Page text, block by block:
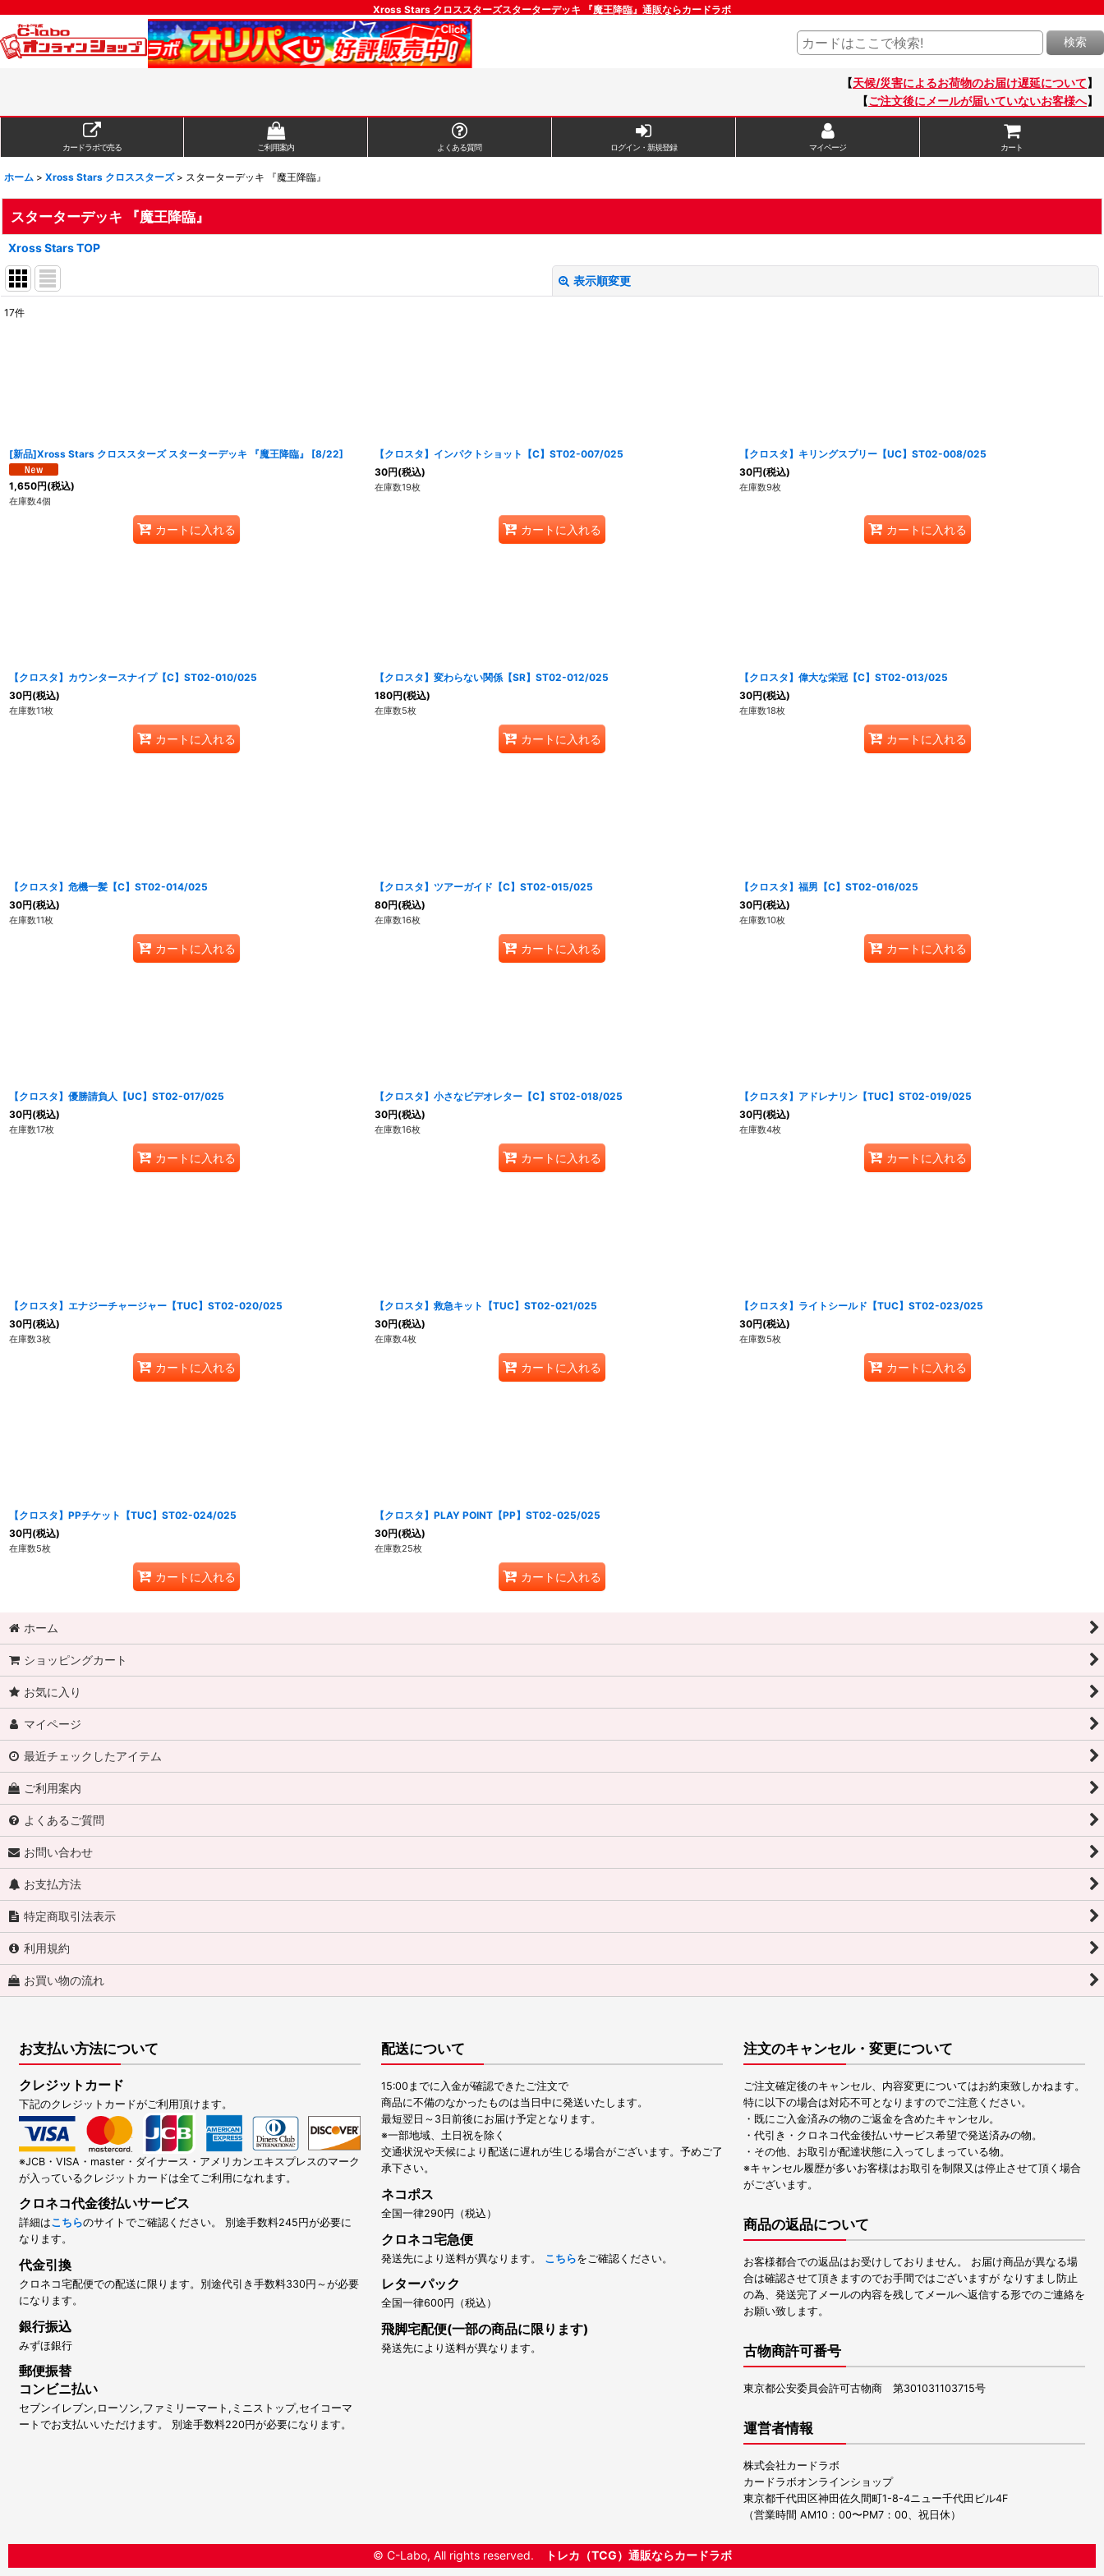
Xross Stars クロススターズスターターデッキ 『魔王降臨』通販ならカードラボ
検索
【天候/災害によるお荷物のお届け遅延について】
【ご注文後にメールが届いていないお客様へ】
カードラボで売る ご利用案内 よくある質問 ログイン・新規登録 マイページ カート
ホーム > Xross Stars クロススターズ > スターターデッキ 『魔王降臨』
スターターデッキ 『魔王降臨』
Xross Stars TOP
表示順変更
絞り込む
17件
[新品]Xross Stars クロススターズ スターターデッキ 『魔王降臨』 [8/22]
1,650円(税込)
在庫数4個
カートに入れる
【クロスタ】インパクトショット【C】ST02-007/025
30円(税込)
在庫数19枚
カートに入れる
【クロスタ】キリングスプリー【UC】ST02-008/025
30円(税込)
在庫数9枚
カートに入れる
【クロスタ】カウンタースナイプ【C】ST02-010/025
30円(税込)
在庫数11枚
カートに入れる
【クロスタ】変わらない関係【SR】ST02-012/025
180円(税込)
在庫数5枚
カートに入れる
【クロスタ】偉大な栄冠【C】ST02-013/025
30円(税込)
在庫数18枚
カートに入れる
【クロスタ】危機一髪【C】ST02-014/025
30円(税込)
在庫数11枚
カートに入れる
【クロスタ】ツアーガイド【C】ST02-015/025
80円(税込)
在庫数16枚
カートに入れる
【クロスタ】福男【C】ST02-016/025
30円(税込)
在庫数10枚
カートに入れる
【クロスタ】優勝請負人【UC】ST02-017/025
30円(税込)
在庫数17枚
カートに入れる
【クロスタ】小さなビデオレター【C】ST02-018/025
30円(税込)
在庫数16枚
カートに入れる
【クロスタ】アドレナリン【TUC】ST02-019/025
30円(税込)
在庫数4枚
カートに入れる
【クロスタ】エナジーチャージャー【TUC】ST02-020/025
30円(税込)
在庫数3枚
カートに入れる
【クロスタ】救急キット【TUC】ST02-021/025
30円(税込)
在庫数4枚
カートに入れる
【クロスタ】ライトシールド【TUC】ST02-023/025
30円(税込)
在庫数5枚
カートに入れる
【クロスタ】PPチケット【TUC】ST02-024/025
30円(税込)
在庫数5枚
カートに入れる
【クロスタ】PLAY POINT【PP】ST02-025/025
30円(税込)
在庫数25枚
カートに入れる
ホーム
ショッピングカート
お気に入り
マイページ
最近チェックしたアイテム
ご利用案内
よくあるご質問
お問い合わせ
お支払方法
特定商取引法表示
利用規約
お買い物の流れ
お支払い方法について
クレジットカード
下記のクレジットカードがご利用頂けます。
※JCB・VISA・master・ダイナース・アメリカンエキスプレスのマーク
が入っているクレジットカードは全てご利用になれます。
クロネコ代金後払いサービス
詳細はこちらのサイトでご確認ください。 別途手数料245円が必要に
なります。
代金引換
クロネコ宅配便での配送に限ります。別途代引き手数料330円～が必要
になります。
銀行振込
みずほ銀行
郵便振替
コンビニ払い
セブンイレブン,ローソン,ファミリーマート,ミニストップ,セイコーマ
ートでお支払いいただけます。 別途手数料220円が必要になります。
配送について
15:00までに入金が確認できたご注文で
商品に不備のなかったものは当日中に発送いたします。
最短翌日～3日前後にお届け予定となります。
※一部地域、土日祝を除く
交通状況や天候により配送に遅れが生じる場合がございます。予めご了
承下さい。
ネコポス
全国一律290円（税込）
クロネコ宅急便
発送先により送料が異なります。 こちらをご確認ください。
レターパック
全国一律600円（税込）
飛脚宅配便(一部の商品に限ります)
発送先により送料が異なります。
注文のキャンセル・変更について
ご注文確定後のキャンセル、内容変更についてはお約束致しかねます。
特に以下の場合は対応不可となりますのでご注意ください。
・既にご入金済みの物のご返金を含めたキャンセル。
・代引き・クロネコ代金後払いサービス希望で発送済みの物。
・その他、お取引が配達状態に入ってしまっている物。
※キャンセル履歴が多いお客様はお取引を制限又は停止させて頂く場合
がございます。
商品の返品について
お客様都合での返品はお受けしておりません。 お届け商品が異なる場
合は確認させて頂きますのでお手間ではございますが なりすまし防止
の為、発送完了メールの内容を残してメールへ返信する形でのご連絡を
お願い致します。
古物商許可番号
東京都公安委員会許可古物商 第301031103715号
運営者情報
株式会社カードラボ
カードラボオンラインショップ
東京都千代田区神田佐久間町1-8-4ニュー千代田ビル4F
（営業時間 AM10：00〜PM7：00、祝日休）
© C-Labo, All rights reserved. トレカ（TCG）通販ならカードラボ